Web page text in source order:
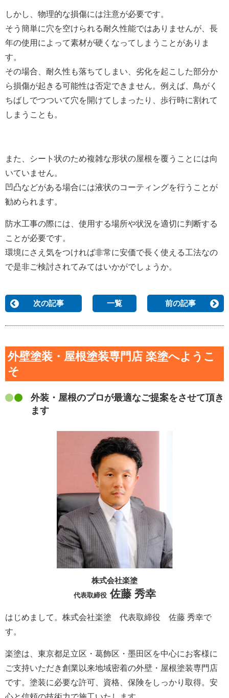
しかし、物理的な損傷には注意が必要です。
そう簡単に穴を空けられる耐久性能ではありませんが、長
年の使用によって素材が硬くなってしまうことがありま
す。
その場合、耐久性も落ちてしまい、劣化を起こした部分か
ら損傷が起きる可能性は否定できません。例えば、鳥がく
ちばしでつついて穴を開けてしまったり、歩行時に割れて
しまうことも。
また、シート状のため複雑な形状の屋根を覆うことには向
いていません。
凹凸などがある場合には液状のコーティングを行うことが
勧められます。
防水工事の際には、使用する場所や状況を適切に判断する
ことが必要です。
環境にさえ気をつければ非常に安価で長く使える工法なの
で是非ご検討されてみてはいかがでしょうか。
次の記事 一覧 前の記事
外壁塗装・屋根塗装専門店 楽塗へようこ
そ
外装・屋根のプロが最適なご提案をさせて頂き
ます
株式会社楽塗
代表取締役佐藤 秀幸
はじめまして。株式会社楽塗 代表取締役 佐藤 秀幸で
す。
楽塗は、東京都足立区・葛飾区・墨田区を中心にお客様に
ご支持いただき創業以来地域密着の外壁・屋根塗装専門店
です。塗装に必要な許可、資格、保険をしっかり取得。安